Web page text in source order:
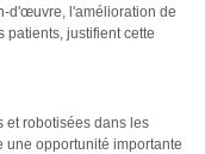
d'œuvre, l'amélioration de
patients, justifient cette
et robotisées dans les
une opportunité importante